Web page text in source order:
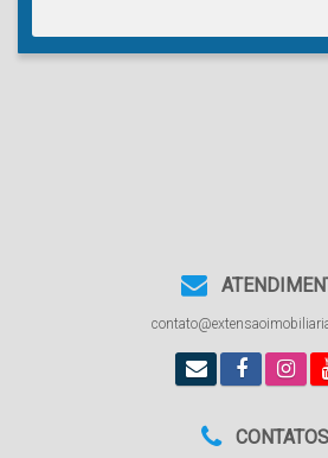
CONTATOS